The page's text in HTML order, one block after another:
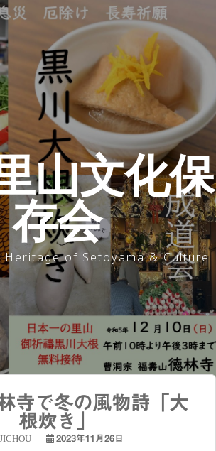
山文化保
存会
Heritage of Setoyama & Culture
寺で冬の風物詩「大
根炊き」
2023年11月26日